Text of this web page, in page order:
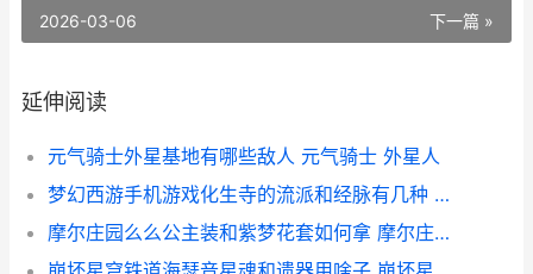
下一篇 »
2026-03-06
延伸阅读
元气骑士外星基地有哪些敌人 元气骑士 外星人
梦幻西游手机游戏化生寺的流派和经脉有几种 梦幻西游手机游苹果
摩尔庄园么么公主装和紫梦花套如何拿 摩尔庄园么么公主生日